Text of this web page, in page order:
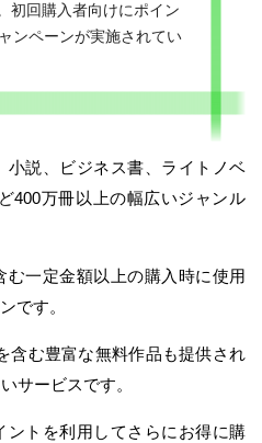
初回購入者向けにポイン
ンペーンが実施されてい
小説、ビジネス書、ライトノベ
400万冊以上の幅広いジャンル
一定金額以上の購入時に使用
です。
含む豊富な無料作品も提供され
サービスです。
トを利用してさらにお得に購